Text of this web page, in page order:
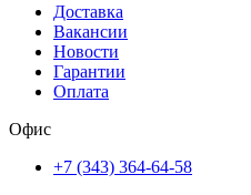
Доставка
Вакансии
Новости
Гарантии
Оплата
Офис
+7 (343) 364-64-58